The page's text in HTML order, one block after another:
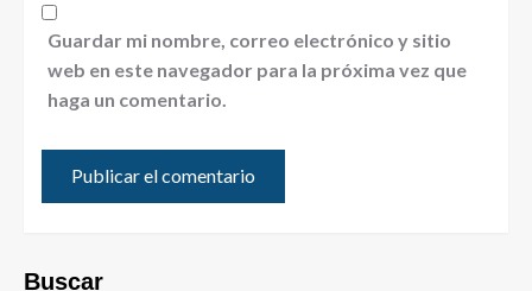
Guardar mi nombre, correo electrónico y sitio
web en este navegador para la próxima vez que
haga un comentario.
Buscar